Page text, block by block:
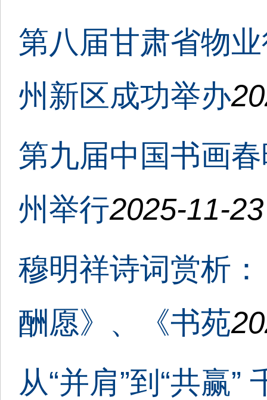
第八届甘肃省物
州新区成功举办
第九届中国书画
州举行2025-11-
穆明祥诗词赏析
酬愿》、《书苑
从“并肩”到“共赢